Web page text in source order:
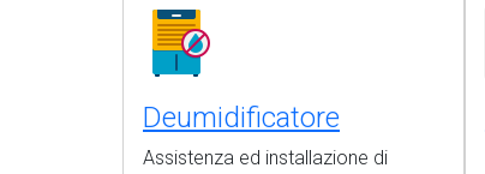
Deumidificatore
Assistenza ed installazione di